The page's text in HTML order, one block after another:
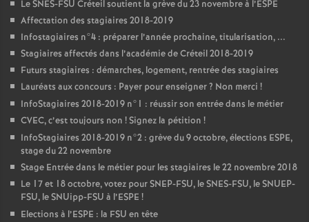
LeSNES-FSU Créteil soutient la grève du 23 novembre à l’ESPE
Affectation des stagiaires 2018-2019
Infostagiaires n°4 : préparer l’année prochaine, titularisation, ...
Stagiaires affectés dans l’académie de Créteil 2018-2019
Futurs stagiaires : démarches, logement, rentrée des stagiaires
Lauréats aux concours : Payer pour enseigner? Non merci !
InfoStagiaires 2018-2019 n°1 : réussir son entrée dans le métier
CVEC, c’est toujours non ! Signez la pétition !
InfoStagiaires 2018-2019 n°2 : grève du 9 octobre, élections ESPE,
stage du 22 novembre
Stage Entrée dans le métier pour les stagiaires le 22 novembre 2018
Le 17 et 18 octobre, votez pourSNEP-FSU, leSNES-FSU, leSNUEP-
FSU, le SNUipp-FSU à l’ESPE !
Elections à l’ESPE : la FSU en tête